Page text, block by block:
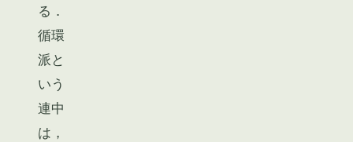
る．
循環
派と
いう
連中
は，